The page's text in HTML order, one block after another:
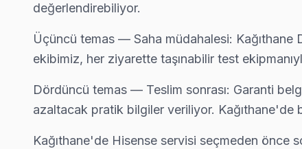
14 yıllık Hisense TV tamir deneyimi. Kağıthane ve çevre
· Orijinal ve OEM yedek parça tedarikçisi
· 2010'dan günümüze tüm Hisense modelleri
· Kağıthane'de445+
· Ortalama tamir süresi:1–2 iş günü
· Tüm işlemler2 yıl garantili
Bu sayfayla ilgili hizmet sayfaları:
↑ Hisense Servis Ana Sayfası
değerlendirebiliyor.
Üçüncü temas — Saha müdahalesi: Kağıthane
ekibimiz, her ziyarette taşınabilir test
Dördüncü temas — Teslim sonrası: Garanti
azaltacak pratik bilgiler veriliyor. Kağıthane'de
Kağıthane'de Hisense servisi seçmeden önce